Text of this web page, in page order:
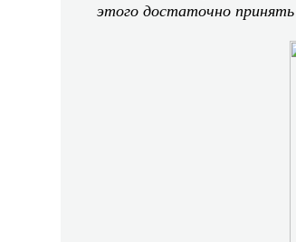
этого достаточно